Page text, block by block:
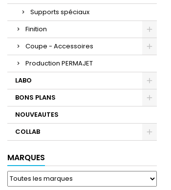
Supports spéciaux
Finition
Coupe - Accessoires
Production PERMAJET
LABO
BONS PLANS
NOUVEAUTES
COLLAB
MARQUES